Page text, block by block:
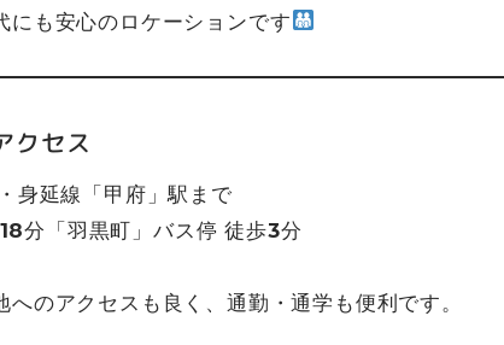
にも安心のロケーションです
クセス
身延線「甲府」駅まで
分「羽黒町」バス停 徒歩3分
へのアクセスも良く、通勤・通学も便利です。